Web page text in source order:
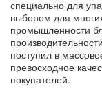
специально для
выбором для
промышленности
поступил в
превосходное
покупателей.